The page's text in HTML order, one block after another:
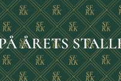
ÅRETS